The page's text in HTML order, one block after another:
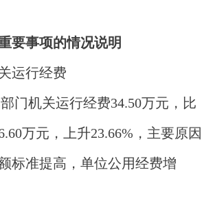
要事项的情况说明
运行经费
门机关运行经费34.50万元 ，比
万元，上升23.66%，主要原因
标准提高，单位公用经费增